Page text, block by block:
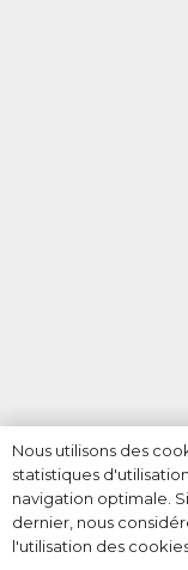
Nous utilisons des
statistiques
navigation optimale.
dernier, nous
l'utilisation des